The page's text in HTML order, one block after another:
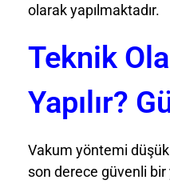
olarak yapılmaktadır.
Teknik
Yapılır?
Vakum yöntemi düşük
son derece güvenli